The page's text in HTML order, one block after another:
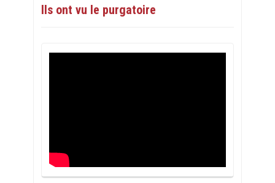
Ils ont vu le purgatoire